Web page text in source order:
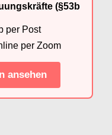
(§53b
per Post
per Zoom
ansehen